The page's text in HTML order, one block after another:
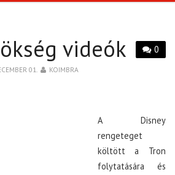
0
videók
01. KOIMBRA
A Disney
rengeteget
költött a Tron
folytatására és